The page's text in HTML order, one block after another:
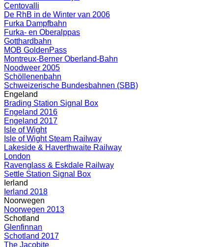
Centovalli
De RhB in de Winter van 2006
Furka Dampfbahn
Furka- en Oberalppas
Gotthardbahn
MOB GoldenPass
Montreux-Berner Oberland-Bahn
Noodweer 2005
Schöllenenbahn
Schweizerische Bundesbahnen (SBB)
Engeland
Brading Station Signal Box
Engeland 2016
Engeland 2017
Isle of Wight
Isle of Wight Steam Railway
Lakeside & Haverthwaite Railway
London
Ravenglass & Eskdale Railway
Settle Station Signal Box
Ierland
Ierland 2018
Noorwegen
Noorwegen 2013
Schotland
Glenfinnan
Schotland 2017
The Jacobite